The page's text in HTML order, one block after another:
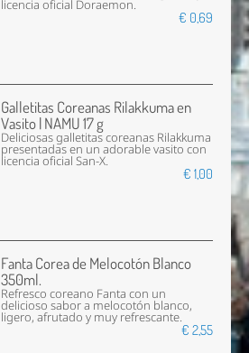
licencia oficial Doraemon.
€ 0,69
Galletitas Coreanas Rilakkuma en
Vasito | NAMU 17 g
Deliciosas galletitas coreanas Rilakkuma
presentadas en un adorable vasito con
licencia oficial San-X.
€ 1,00
Fanta Corea de Melocotón Blanco
350ml.
Refresco coreano Fanta con un
delicioso sabor a melocotón blanco,
ligero, afrutado y muy refrescante.
€ 2,55